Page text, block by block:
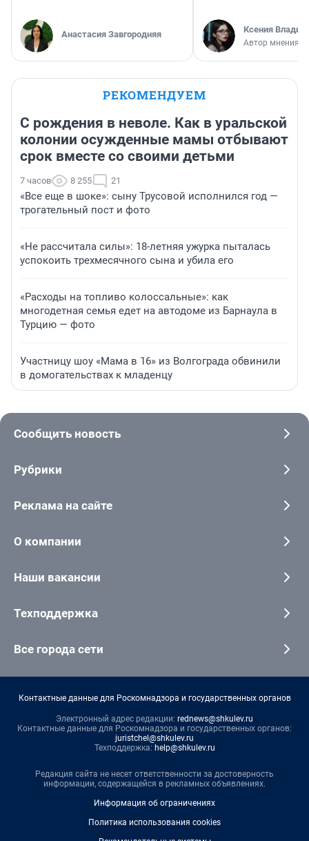
Анастасия Завгородняя Ксения
Автор мнения
РЕКОМЕНДУЕМ
С рождения в неволе. Как в уральской
колонии осужденные мамы отбывают
срок вместе со своими детьми
7 часов 8 255 21
«Все еще в шоке»: сыну Трусовой исполнился год —
трогательный пост и фото
«Не рассчитала силы»: 18-летняя ужурка пыталась
успокоить трехмесячного сына и убила его
«Расходы на топливо колоссальные»: как
многодетная семья едет на автодоме из Барнаула в
Турцию — фото
Участницу шоу «Мама в 16» из Волгограда обвинили
в домогательствах к младенцу
Сообщить новость
Рубрики
Реклама на сайте
О компании
Наши вакансии
Техподдержка
Все города сети
Контактные данные для Роскомнадзора и государственных органов
Электронный адрес редакции: rednews@shkulev.ru
Контактные данные для Роскомнадзора и государственных органов:
juristchel@shkulev.ru
Техподдержка: help@shkulev.ru
Редакция сайта не несет ответственности за достоверность
информации, содержащейся в рекламных объявлениях.
Информация об ограничениях
Политика использования cookies